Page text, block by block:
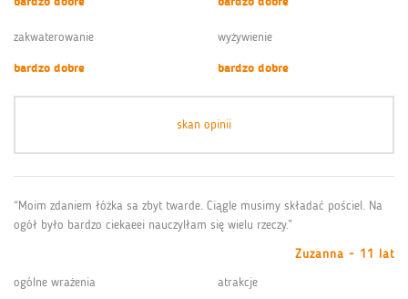
zakwaterowanie
bardzo dobre
wyżywienie
bardzo dobre
skan opinii
“Moim zdaniem łóżka sa zbyt twarde. Ciągle musimy składać pościel. Na
ogół było bardzo ciekaeei nauczylłam się wielu rzeczy.”
Zuzanna - 11 lat
ogólne wrażenia
atrakcje